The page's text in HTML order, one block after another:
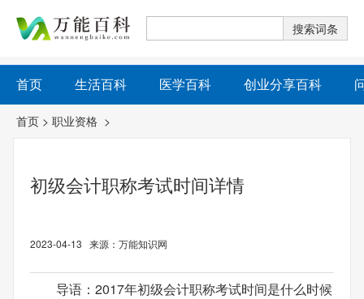
首页 生活百科 医学百科 创业分享百科
首页 > 职业资格 >
初级会计职称考试时间详情
2023-04-13 来源：万能知识网
导语：2017年初级会计职称考试时间是什么时候